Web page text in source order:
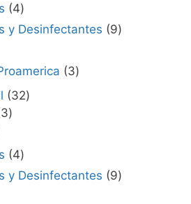
4
y Desinfectantes
9
3
32
3
4
y Desinfectantes
9